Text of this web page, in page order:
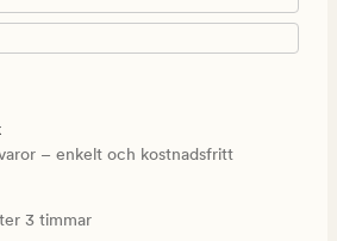
– enkelt och kostnadsfritt
3 timmar